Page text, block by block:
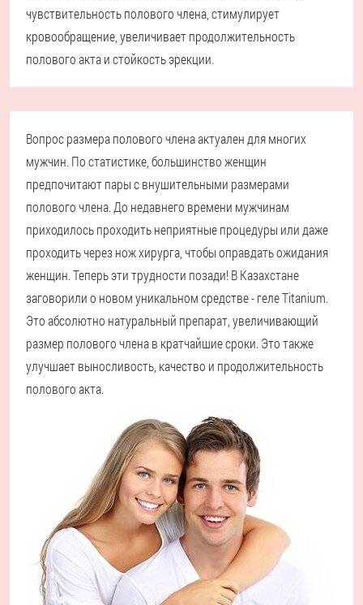
чувствительность полового члена, стимулирует
кровообращение, увеличивает продолжительность
полового акта и стойкость эрекции.
Вопрос размера полового члена актуален для многих
мужчин. По статистике, большинство женщин
предпочитают пары с внушительными размерами
полового члена. До недавнего времени мужчинам
приходилось проходить неприятные процедуры или даже
проходить через нож хирурга, чтобы оправдать ожидания
женщин. Теперь эти трудности позади! В Казахстане
заговорили о новом уникальном средстве - геле Titanium.
Это абсолютно натуральный препарат, увеличивающий
размер полового члена в кратчайшие сроки. Это также
улучшает выносливость, качество и продолжительность
полового акта.